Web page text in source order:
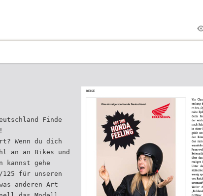
Finde
Wenn du dich
an an Bikes und
kannst gehe
für unseren
anderen Art